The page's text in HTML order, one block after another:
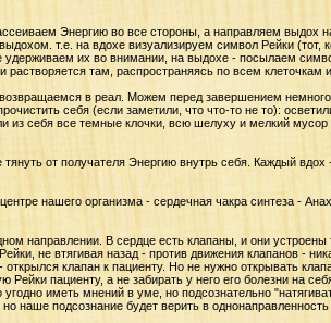
Энергию во все стороны, а направляем выдох
т.е. на вдохе визуализируем символ Рейки (тот,
их во внимании, на выдохе - посылаем
растворяется там, распространяясь по всем клеточкам и
в реал. Можем перед завершением
себя (если заметили, что что-то не то):
себя все темные клочки, всю шелуху и мелкий мусор
от получателя Энергию внутрь себя. Каждый
нашего организма - сердечная чакра синтеза -
направлении. В сердце есть клапаны, и они
не втягивая назад - против движения клапанов -
клапан к пациенту. Но не нужно открывать
пациенту, а не забирать у него его болезни на
иметь мнений в уме, но подсознательно
но наше подсознание будет верить в